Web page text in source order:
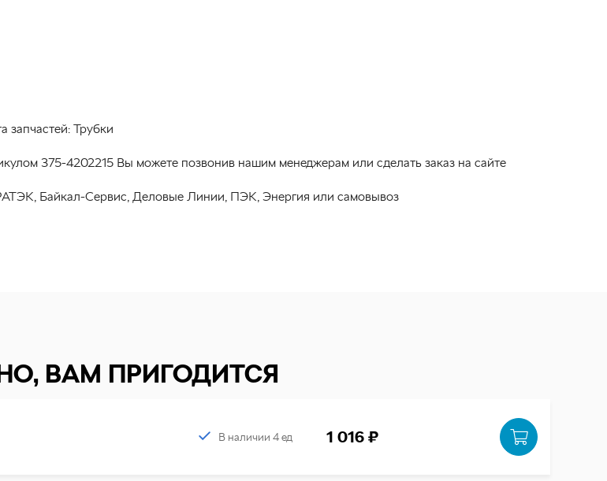
Трубки
375-4202215 Вы можете позвонив нашим менеджерам или сделать заказ на сайте
Байкал-Сервис, Деловые Линии, ПЭК, Энергия или самовывоз
ВАМ ПРИГОДИТСЯ
В наличии 4 ед 1 016 ₽